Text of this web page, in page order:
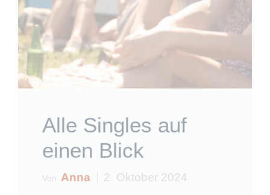
Alle Singles auf
einen Blick
Von Anna 2. Oktober 2024